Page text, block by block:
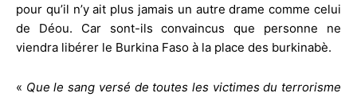
pour qu’il n’y ait plus jamais un autre drame comme celui
de Déou. Car sont-ils convaincus que personne ne
viendra libérer le Burkina Faso à la place des burkinabè.
« Que le sang versé de toutes les victimes du terrorisme